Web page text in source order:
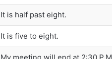
It is half past eight.
It is five to eight.